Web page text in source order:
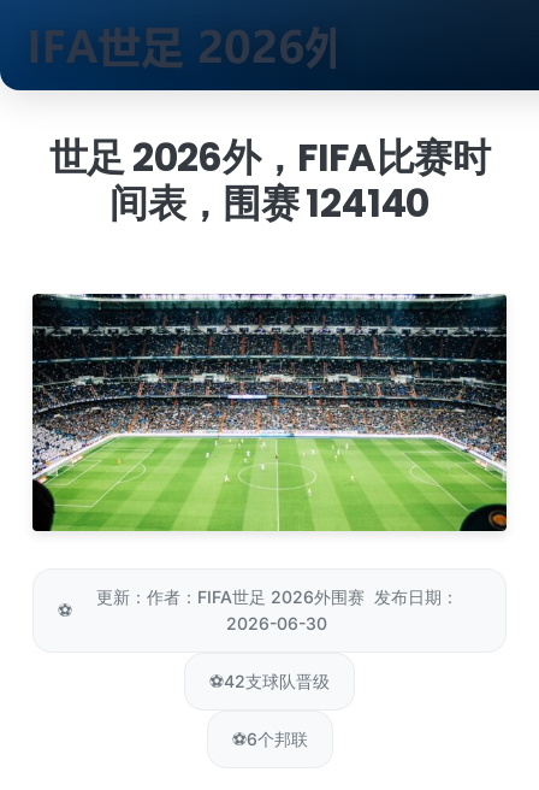
世足 2026外，FIFA比赛时
间表，围赛 124140
⚽
更新：作者：FIFA世足 2026外围赛 发布日期：
2026-06-30
⚽42支球队晋级
⚽6个邦联